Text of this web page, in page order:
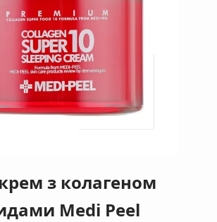
з колагеном
Medi Peel